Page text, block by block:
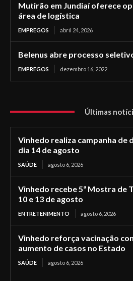
Mutirão em Jundiaí oferece
área de logística
EMPREGOS abril 24, 2026
Belenus abre processo
EMPREGOS dezembro 16, 2022
Últimas
Vinhedo realiza campanha de
dia 14 de agosto
SAÚDE agosto 6, 2026
Vinhedo recebe 5ª Mostra de
10 e 13 de agosto
ENTRETENIMENTO agosto 6, 2026
Vinhedo reforça vacinação
aumento de casos no Estado
SAÚDE agosto 6, 2026